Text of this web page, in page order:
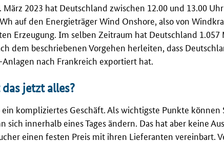
März 2023 hat Deutschland zwischen 12.00 und 13.00
auf den Energieträger Wind Onshore, also von
Erzeugung. Im selben Zeitraum hat Deutschland
dem beschriebenen Vorgehen herleiten, dass
nach Frankreich exportiert hat.
jetzt alles?
kompliziertes Geschäft. Als wichtigste Punkte können
sich innerhalb eines Tages ändern. Das hat aber keine
einen festen Preis mit ihren Lieferanten vereinbart.